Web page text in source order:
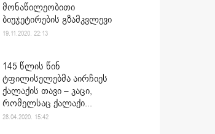
მონაწილეობითი
ბიუჯეტირების გზამკვლევი
19.11.2020. 22:13
145 წლის წინ
ტფილისელებმა აირჩიეს
ქალაქის თავი – კაცი,
რომელსაც ქალაქი...
28.04.2020. 15:42